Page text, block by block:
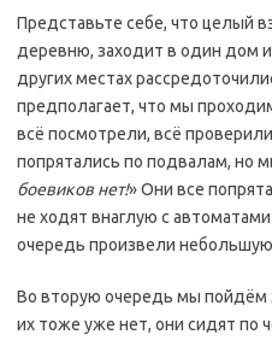
Представьте себе, что целый
деревню, заходит в один дом
других местах
предполагает, что мы
всё посмотрели, всё
попрятались по подвалам, но
боевиков нет!» Они все
не ходят внаглую с
очередь произвели небольшую
Во вторую очередь мы пойдём
их тоже уже нет, они сидят по